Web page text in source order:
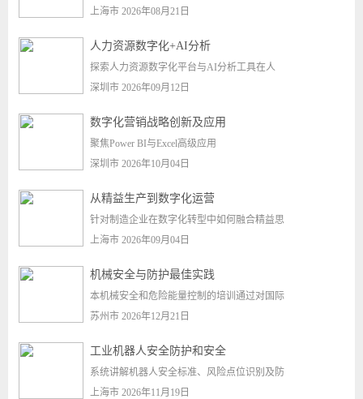
上海市 2026年08月21日
人力资源数字化+AI分析
探索人力资源数字化平台与AI分析工具在人
深圳市 2026年09月12日
数字化营销战略创新及应用
聚焦Power BI与Excel高级应用
深圳市 2026年10月04日
从精益生产到数字化运营
针对制造企业在数字化转型中如何融合精益思
上海市 2026年09月04日
机械安全与防护最佳实践
本机械安全和危险能量控制的培训通过对国际
苏州市 2026年12月21日
工业机器人安全防护和安全
系统讲解机器人安全标准、风险点位识别及防
上海市 2026年11月19日